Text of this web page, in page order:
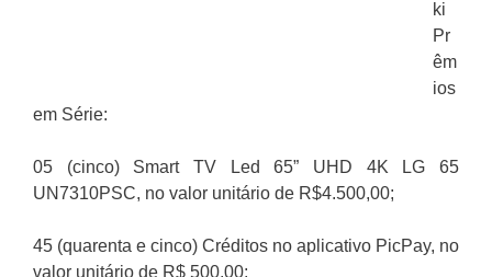
ki
Pr
êm
ios
em Série:
05 (cinco) Smart TV Led 65” UHD 4K LG 65
UN7310PSC, no valor unitário de R$4.500,00;
45 (quarenta e cinco) Créditos no aplicativo PicPay, no
valor unitário de R$ 500,00;